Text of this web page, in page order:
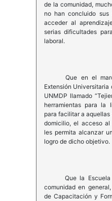
de la comunidad,
no han concluido
acceder al
serias dificultades
laboral.
Que en el marco
Extensión
UNMDP llamado
herramientas para la
para facilitar a
domicilio, el acceso
les permita alcanzar
logro de dicho objetivo.
Que la Escuela
comunidad en
de Capacitación y